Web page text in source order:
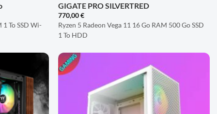
1 To SSD Wi-
GIGATE PRO SILVERTRED
770,00€
Ryzen 5 Radeon Vega 11 16 Go RAM 500 Go SSD
1 To HDD
AJOUTER
À LA
LISTE
D'ENVIES
AJOUTER
À LA
LISTE
D'ENVIES